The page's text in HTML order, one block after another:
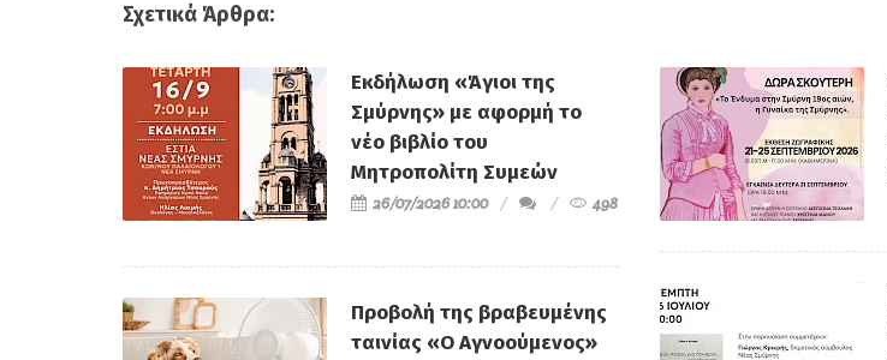
Σχετικά Άρθρα:
Εκδήλωση «Άγιοι της
Σμύρνης» με αφορμή το
νέο βιβλίο του
Μητροπολίτη Συμεών
26/07/2026 10:00 498
Προβολή της βραβευμένης
ταινίας «Ο Αγνοούμενος»